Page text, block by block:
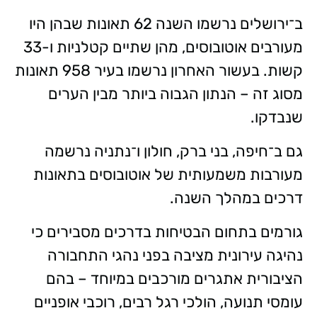
ב־ירושלים נרשמו השנה 62 תאונות שבהן היו
מעורבים אוטובוסים, מהן שתיים קטלניות ו-33
קשות. בעשור האחרון נרשמו בעיר 958 תאונות
מסוג זה – הנתון הגבוה ביותר מבין הערים
שנבדקו.
גם ב־חיפה, בני ברק, חולון ו־נתניה נרשמה
מעורבות משמעותית של אוטובוסים בתאונות
דרכים במהלך השנה.
גורמים בתחום הבטיחות בדרכים מסבירים כי
נהיגה עירונית מציבה בפני נהגי התחבורה
הציבורית אתגרים מורכבים במיוחד – בהם
עומסי תנועה, הולכי רגל רבים, רוכבי אופניים